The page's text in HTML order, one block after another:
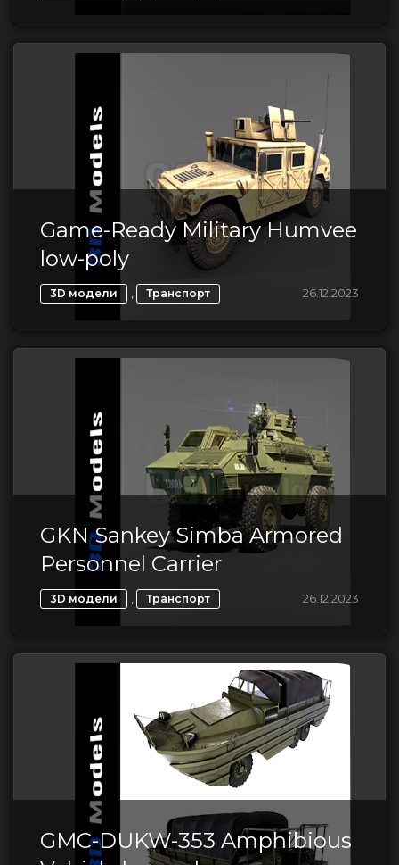
Game-Ready Military Humvee
low-poly
3D модели , Транспорт 26.12.2023
GKN Sankey Simba Armored
Personnel Carrier
3D модели , Транспорт 26.12.2023
GMC-DUKW-353 Amphibious